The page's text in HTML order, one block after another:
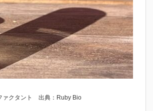
ァクタント 出典：Ruby Bio